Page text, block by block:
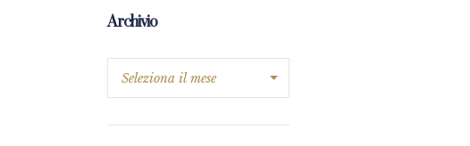
Archivio